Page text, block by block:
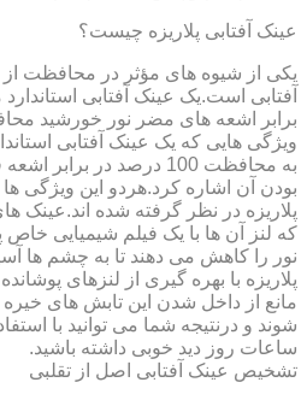
عینک آفتابی پلاریزه چیست؟
یکی از شیوه های مؤثر در محافظت
آفتابی است.یک عینک آفتابی
برابر اشعه های مضر نور خورشید
ویژگی هایی که یک عینک آفتابی
به محافظت 100 درصد در
بودن آن اشاره کرد.هردو این ویژگی
پلاریزه در نظر گرفته شده اند.عینک
که لنز آن ها با یک فیلم شیمیایی
نور را کاهش می دهند تا به چشم ها
پلاریزه با بهره گیری از لنزهای
مانع از داخل شدن این تابش های
شوند و درنتیجه شما می توانید با
ساعات روز دید خوبی داشته باشید.
تشخیص عینک آفتابی اصل از تقلبی